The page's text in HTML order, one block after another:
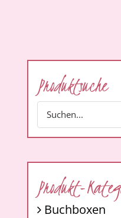
Produktsuche
Produkt-
Buchboxen